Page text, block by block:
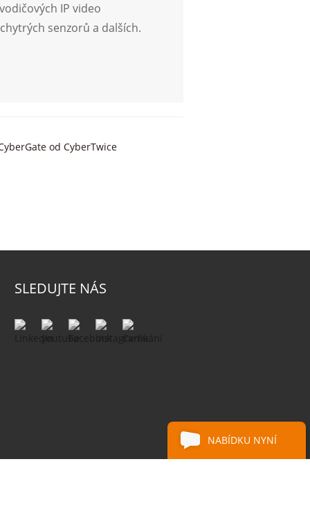
IP video
senzorů a dalších.
od CyberTwice
SLEDUJTE NÁS
NABÍDKU NYNÍ